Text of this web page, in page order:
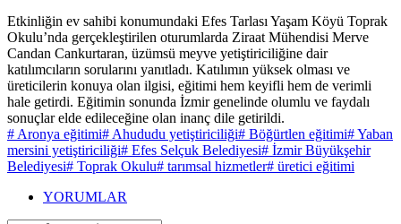
Etkinliğin ev sahibi konumundaki Efes Tarlası Yaşam Köyü Toprak
Okulu’nda gerçekleştirilen oturumlarda Ziraat Mühendisi Merve
Candan Cankurtaran, üzümsü meyve yetiştiriciliğine dair
katılımcıların sorularını yanıtladı. Katılımın yüksek olması ve
üreticilerin konuya olan ilgisi, eğitimi hem keyifli hem de verimli
hale getirdi. Eğitimin sonunda İzmir genelinde olumlu ve faydalı
sonuçlar elde edileceğine olan inanç dile getirildi.
# Aronya eğitimi# Ahududu yetiştiriciliği# Böğürtlen eğitimi# Yaban
mersini yetiştiriciliği# Efes Selçuk Belediyesi# İzmir Büyükşehir
Belediyesi# Toprak Okulu# tarımsal hizmetler# üretici eğitimi
YORUMLAR